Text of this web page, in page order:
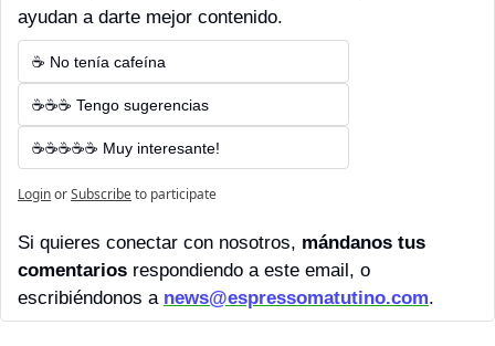
ayudan a darte mejor contenido.
☕ No tenía cafeína
☕☕☕ Tengo sugerencias
☕☕☕☕☕ Muy interesante!
LoginorSubscribeto participate
Si quieres conectar con nosotros, mándanos tus
comentarios respondiendo a este email, o
escribiéndonos a news@espressomatutino.com.